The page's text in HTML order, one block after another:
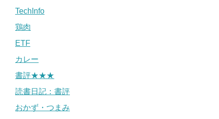
TechInfo
鶏肉
ETF
カレー
書評★★★
読書日記：書評
おかず・つまみ